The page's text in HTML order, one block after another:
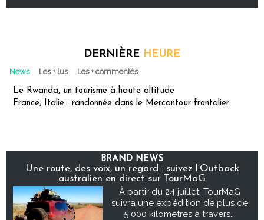
DERNIÈRE HEURE
News Les + lus Les + commentés
Le Rwanda, un tourisme à haute altitude
France, Italie : randonnée dans le Mercantour frontalier
BRAND NEWS
Une route, des voix, un regard : suivez l’Outback
australien en direct sur TourMaG
À partir du 24 juillet, TourMaG
suivra une expédition de plus de
5 000 kilomètres à travers...